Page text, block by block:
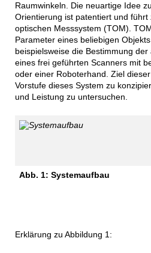
Raumwinkeln. Die neuartige Idee
Orientierung ist patentiert und
optischen Messsystem (TOM).
Parameter eines beliebigen
beispielsweise die Bestimmung
eines frei geführten Scanners mit
oder einer Roboterhand. Ziel
Vorstufe dieses System zu
und Leistung zu untersuchen.
Abb. 1: Systemaufbau
Erklärung zu Abbildung 1: